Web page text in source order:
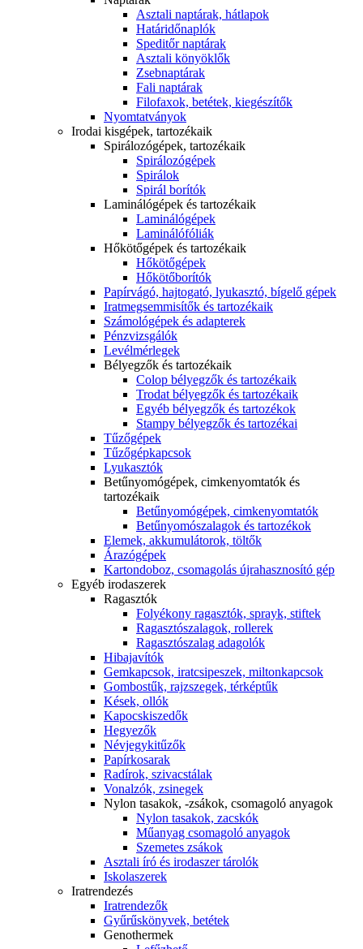
Asztali naptárak, hátlapok
Határidőnaplók
Speditőr naptárak
Asztali könyöklők
Zsebnaptárak
Fali naptárak
Filofaxok, betétek, kiegészítők
Nyomtatványok
Irodai kisgépek, tartozékaik
Spirálozógépek, tartozékaik
Spirálozógépek
Spirálok
Spirál borítók
Laminálógépek és tartozékaik
Laminálógépek
Laminálófóliák
Hőkötőgépek és tartozékaik
Hőkötőgépek
Hőkötőborítók
Papírvágó, hajtogató, lyukasztó, bígelő gépek
Iratmegsemmisítők és tartozékaik
Számológépek és adapterek
Pénzvizsgálók
Levélmérlegek
Bélyegzők és tartozékaik
Colop bélyegzők és tartozékaik
Trodat bélyegzők és tartozékaik
Egyéb bélyegzők és tartozékok
Stampy bélyegzők és tartozékai
Tűzőgépek
Tűzőgépkapcsok
Lyukasztók
Betűnyomógépek, cimkenyomtatók és
tartozékaik
Betűnyomógépek, cimkenyomtatók
Betűnyomószalagok és tartozékok
Elemek, akkumulátorok, töltők
Árazógépek
Kartondoboz, csomagolás újrahasznosító gép
Egyéb irodaszerek
Ragasztók
Folyékony ragasztók, sprayk, stiftek
Ragasztószalagok, rollerek
Ragasztószalag adagolók
Hibajavítók
Gemkapcsok, iratcsipeszek, miltonkapcsok
Gombostűk, rajzszegek, térképtűk
Kések, ollók
Kapocskiszedők
Hegyezők
Névjegykitűzők
Papírkosarak
Radírok, szivacstálak
Vonalzók, zsinegek
Nylon tasakok, -zsákok, csomagoló anyagok
Nylon tasakok, zacskók
Műanyag csomagoló anyagok
Szemetes zsákok
Asztali író és irodaszer tárolók
Iskolaszerek
Iratrendezés
Iratrendezők
Gyűrűskönyvek, betétek
Genothermek